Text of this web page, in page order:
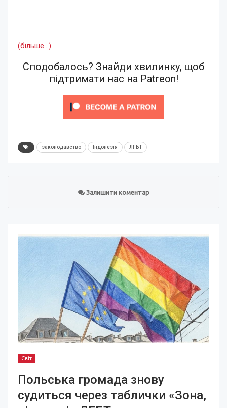
(більше…)
Сподобалось? Знайди хвилинку, щоб
підтримати нас на Patreon!
законодавство Індонезія ЛГБТ
Залишити коментар
Світ
Польська громада знову
судиться через таблички «Зона,